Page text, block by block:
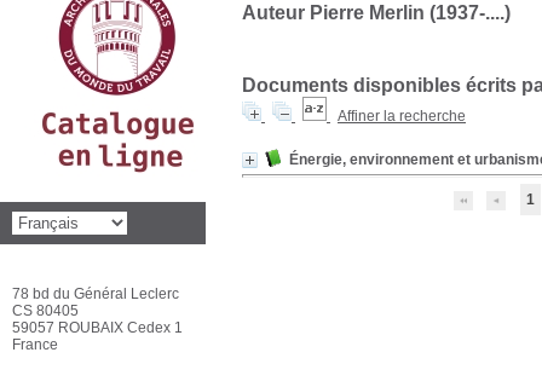
Auteur Pierre Merlin (1937-....)
Documents disponibles écrits
Affiner la recherche
Énergie, environnement et
1
78 bd du Général Leclerc
CS 80405
59057 ROUBAIX Cedex 1
France